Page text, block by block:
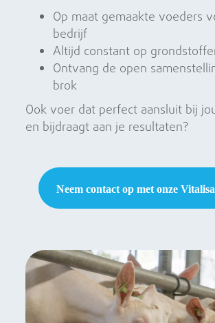
Op maat gemaakte voeders
bedrijf
Altijd constant op
Ontvang de open
brok
Ook voer dat perfect aansluit bij
en bijdraagt aan je resultaten?
Neem contact op met onze